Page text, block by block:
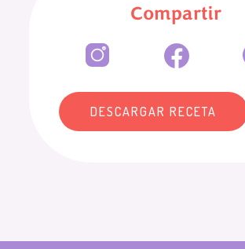
Compartir
DESCARGAR RECETA